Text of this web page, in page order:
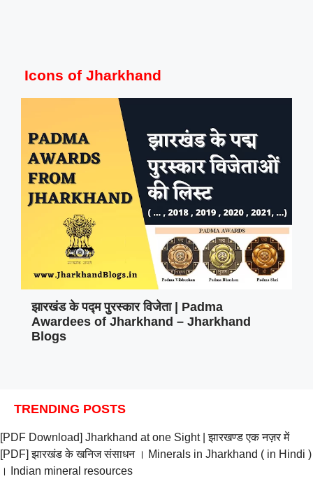
Icons of Jharkhand
झारखंड के पद्म पुरस्कार विजेता | Padma
Awardees of Jharkhand – Jharkhand
Blogs
TRENDING POSTS
[PDF Download] Jharkhand at one Sight | झारखण्ड एक नज़र में
[PDF] झारखंड के खनिज संसाधन । Minerals in Jharkhand ( in Hindi )
। Indian mineral resources